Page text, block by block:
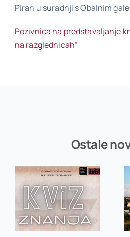
Kontakt
Piran u suradnji s Obalnim
Pozivnica na predstavaljanje
na razglednicah”
Ostale